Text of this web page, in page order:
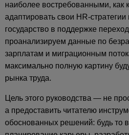
наиболее востребованными, как
адаптировать свои HR-
государство в поддержке
проанализируем данные по
зарплатам и миграционным
максимально полную картину
рынка труда.
Цель этого руководства — не
а предоставить читателю
обоснованных решений: будь то